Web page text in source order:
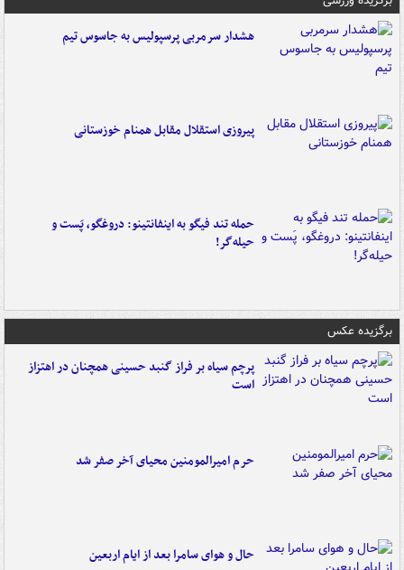
هشدار سرمربی پرسپولیس به جاسوس تیم
پیروزی استقلال مقابل همنام خوزستانی
حمله تند فیگو به اینفانتینو: دروغگو، پَست‌ و
حیله‌گر!
برگزیده عکس
پرچم سیاه بر فراز گنبد حسینی همچنان در اهتزاز
است
حرم امیرالمومنین محیای آخر صفر شد
حال و هوای سامرا بعد از ایام اربعین